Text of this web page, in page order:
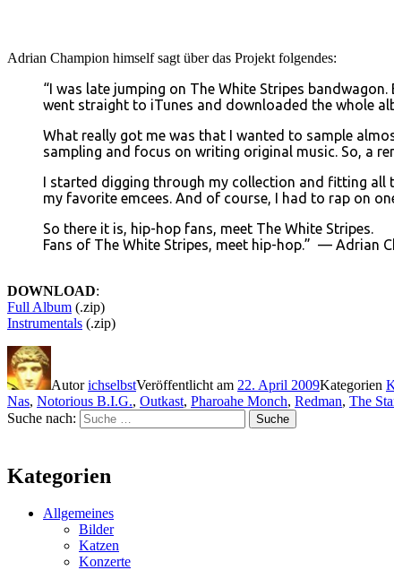
Adrian Champion himself sagt über das Projekt folgendes:
“I was late jumping on The White Stripes
went straight to iTunes and downloaded the whole
What really got me was that I wanted to sample
sampling and focus on writing original music. So, a
I started digging through my collection and fitting all
my favorite emcees. And of course, I had to rap on
So there it is, hip-hop fans, meet The White Stripes.
Fans of The White Stripes, meet hip-hop.” — Adrian
DOWNLOAD:
Full Album (.zip)
Instrumentals (.zip)
AutorichselbstVeröffentlicht am 22. April 2009Kategorien
Nas, Notorious B.I.G., Outkast, Pharoahe Monch, Redman, The
Suche nach:
Suche
Kategorien
Allgemeines
Bilder
Katzen
Konzerte